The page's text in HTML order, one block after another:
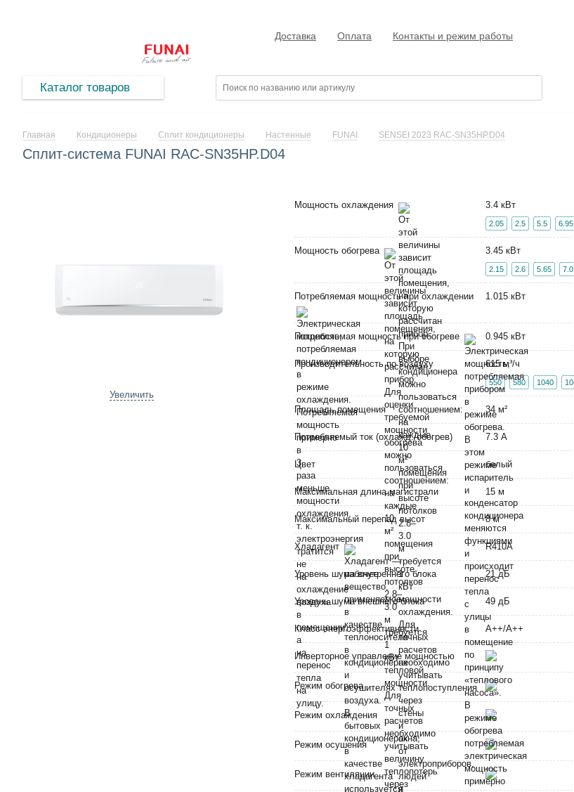
Доставка Оплата Контакты и режим работы
Каталог товаров
Главная Кондиционеры Сплит кондиционеры Настенные FUNAI SENSEI 2023 RAC-SN35HP.D04
Сплит-система FUNAI RAC-SN35HP.D04
Увеличить
Мощность охлаждения 3.4 кВт
2.05 2.5 5.5 6.95
Мощность обогрева 3.45 кВт
2.15 2.6 5.65
Потребляемая мощность при охлаждении 1.015 кВт
Потребляемая мощность при обогреве 0.945 кВт
Производительность по воздуху 615 м³/ч
550 580 1040
Площадь помещения 34 м²
Потребляемый ток (охлажд./обогрев) 7.3 А
Цвет белый
Максимальная длина магистрали 15 м
Максимальный перепад высот 8 м
Хладагент R410A
Уровень шума внутреннего блока 21 дБ
Уровень шума внешнего блока 49 дБ
Класс энергоэффективности A++/A++
Инверторное управление мощностью
Режим обогрева
Режим охлаждения
Режим осушения
Режим вентиляции